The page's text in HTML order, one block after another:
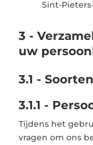
Sint-
3 -
uw
3.1 -
3.1.1 -
Tijdens het
vragen om ons